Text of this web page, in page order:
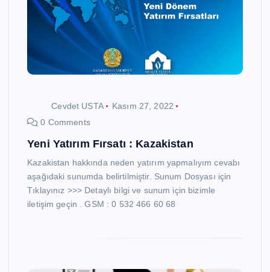
Cevdet USTA
Kasım 27, 2022
0 Comments
Yeni Yatırım Fırsatı : Kazakistan
Kazakistan hakkında neden yatırım yapmalıyım cevabı
aşağıdaki sunumda belirtilmiştir. Sunum Dosyası için
Tıklayınız >>> Detaylı bilgi ve sunum için bizimle
iletişim geçin . GSM : 0 532 466 60 68